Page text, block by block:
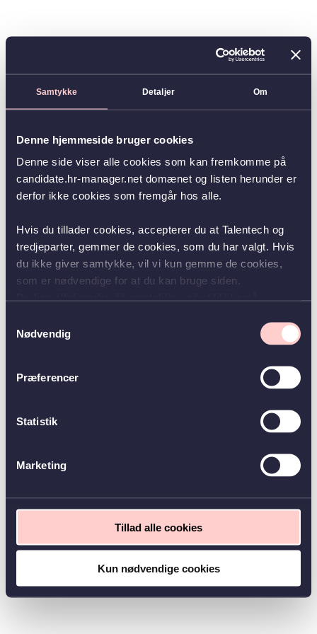
Samtykke Detaljer Om
Denne hjemmeside bruger cookies
Denne side viser alle cookies som kan fremkomme på
candidate.hr-manager.net domænet og listen herunder er
derfor ikke cookies som fremgår hos alle.
Hvis du tillader cookies, accepterer du at Talentech og
tredjeparter, gemmer de cookies, som du har valgt. Hvis
du ikke giver samtykke, vil vi kun gemme de cookies,
som er nødvendige for at du kan bruge siden.
Nødvendig
Præferencer
Statistik
Marketing
Tillad alle cookies
Kun nødvendige cookies